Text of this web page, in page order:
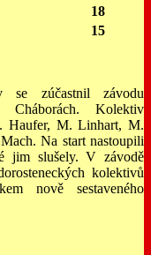
18
15
se zúčastnil závodu
Cháborách. Kolektiv
Haufer, M. Linhart, M.
Na start nastoupili
jim slušely. V závodě
kolektivů
nově sestaveného